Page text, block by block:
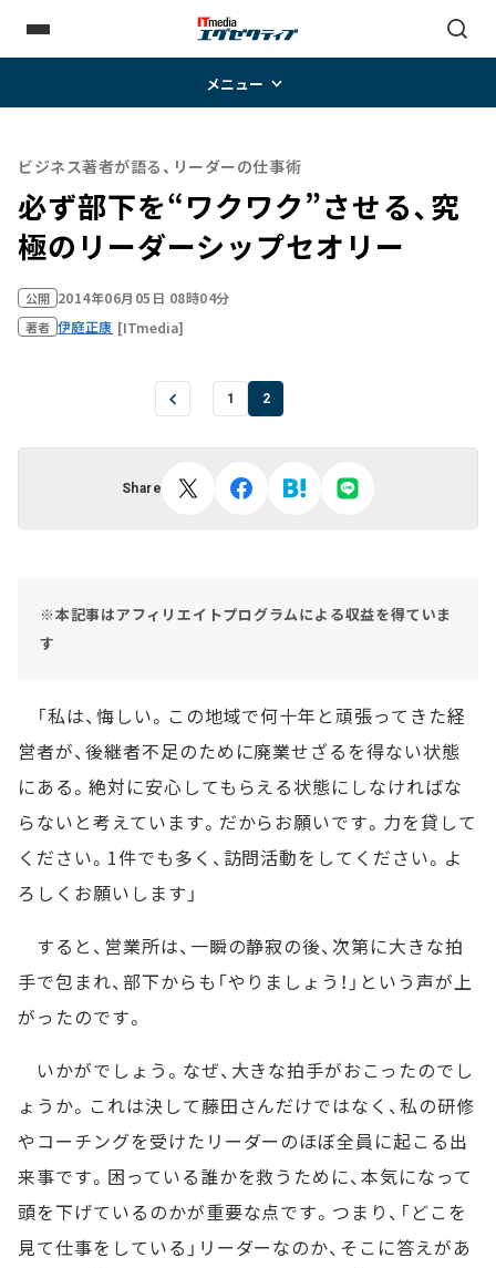
メニュー
ビジネス著者が語る、リーダーの仕事術
必ず部下を“ワクワク”させる、究
極のリーダーシップセオリー
公開 2014年06月05日 08時04分
著者 伊庭正康 [ITmedia]
1 2
Share
※本記事はアフィリエイトプログラムによる収益を得ていま
す
「私は、悔しい。この地域で何十年と頑張ってきた経
営者が、後継者不足のために廃業せざるを得ない状態
にある。絶対に安心してもらえる状態にしなければな
らないと考えています。だからお願いです。力を貸して
ください。1件でも多く、訪問活動をしてください。よ
ろしくお願いします」
すると、営業所は、一瞬の静寂の後、次第に大きな拍
手で包まれ、部下からも「やりましょう！」という声が上
がったのです。
いかがでしょう。なぜ、大きな拍手がおこったのでし
ょうか。これは決して藤田さんだけではなく、私の研修
やコーチングを受けたリーダーのほぼ全員に起こる出
来事です。困っている誰かを救うために、本気になって
頭を下げているのかが重要な点です。つまり、「どこを
見て仕事をしている」リーダーなのか、そこに答えがあ